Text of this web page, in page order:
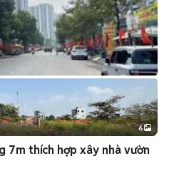
+2
6
7m thích hợp xây nhà vườn